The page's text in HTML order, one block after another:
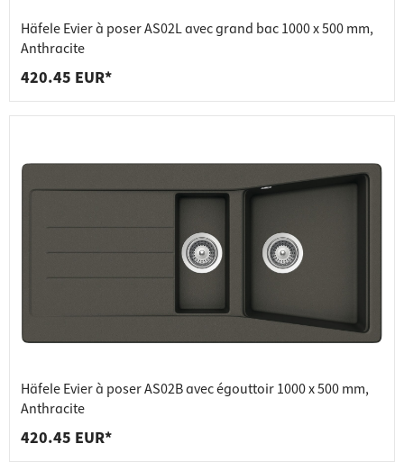
Häfele Evier à poser AS02L avec grand bac 1000 x 500 mm,
Anthracite
420.45 EUR*
Häfele Evier à poser AS02B avec égouttoir 1000 x 500 mm,
Anthracite
420.45 EUR*